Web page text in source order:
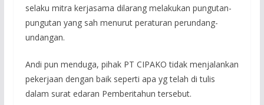
selaku mitra kerjasama dilarang melakukan pungutan-
pungutan yang sah menurut peraturan perundang-
undangan.
Andi pun menduga, pihak PT CIPAKO tidak menjalankan
pekerjaan dengan baik seperti apa yg telah di tulis
dalam surat edaran Pemberitahun tersebut.